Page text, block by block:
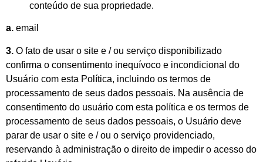
conteúdo de sua propriedade.
a. email
3. O fato de usar o site e / ou serviço disponibilizado
confirma o consentimento inequívoco e incondicional do
Usuário com esta Política, incluindo os termos de
processamento de seus dados pessoais. Na ausência de
consentimento do usuário com esta política e os termos de
processamento de seus dados pessoais, o Usuário deve
parar de usar o site e / ou o serviço providenciado,
reservando à administração o direito de impedir o acesso do